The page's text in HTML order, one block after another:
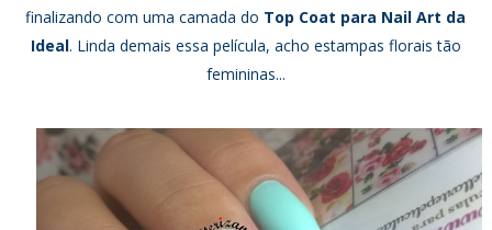
finalizando com uma camada do Top Coat para Nail Art da
Ideal. Linda demais essa película, acho estampas florais tão
femininas...